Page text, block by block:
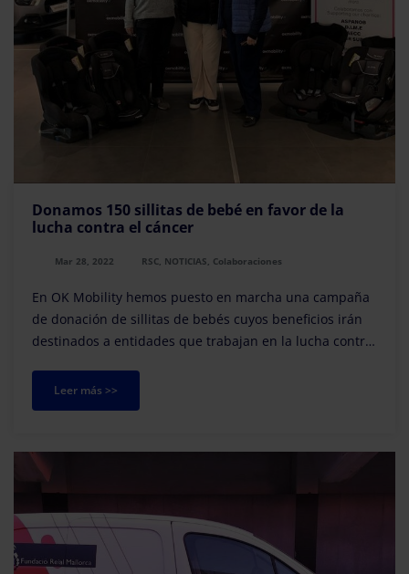
Donamos 150 sillitas de bebé en favor de la
lucha contra el cáncer
Mar 28, 2022 RSC, NOTICIAS, Colaboraciones
En OK Mobility hemos puesto en marcha una campaña
de donación de sillitas de bebés cuyos beneficios irán
destinados a entidades que trabajan en la lucha contra
Leer más >>